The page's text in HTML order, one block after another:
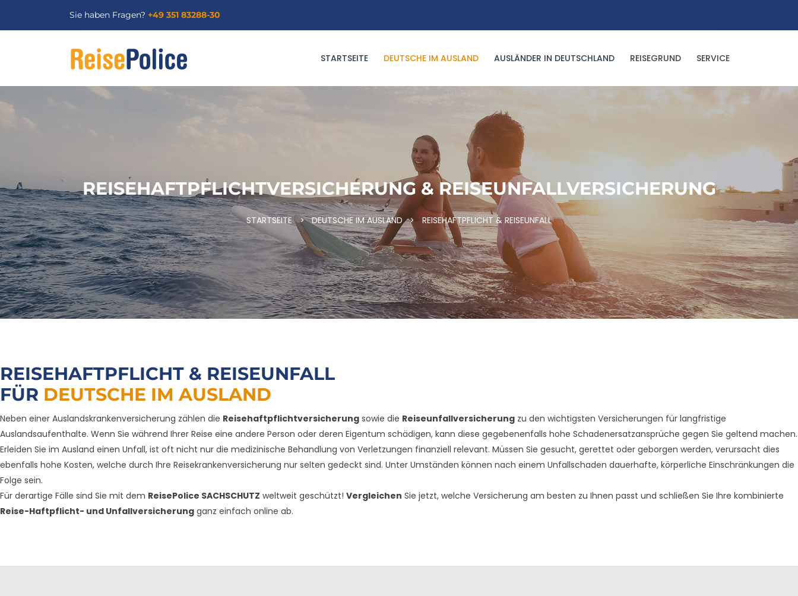
Sie haben Fragen? +49 351 83288-30
STARTSEITE DEUTSCHE IM AUSLAND AUSLÄNDER IN DEUTSCHLAND REISEGRUND SERVICE
REISEHAFTPFLICHTVERSICHERUNG & REISEUNFALLVERSICHERUNG
STARTSEITE DEUTSCHE IM AUSLAND REISEHAFTPFLICHT & REISEUNFALL
REISEHAFTPFLICHT & REISEUNFALL
FÜR DEUTSCHE IM AUSLAND
Neben einer Auslandskrankenversicherung zählen die Reisehaftpflichtversicherung sowie die Reiseunfallversicherung zu den wichtigsten Versicherungen für langfristige
Auslandsaufenthalte. Wenn Sie während Ihrer Reise eine andere Person oder deren Eigentum schädigen, kann diese gegebenenfalls hohe Schadenersatzansprüche gegen Sie geltend machen.
Erleiden Sie im Ausland einen Unfall, ist oft nicht nur die medizinische Behandlung von Verletzungen finanziell relevant. Müssen Sie gesucht, gerettet oder geborgen werden, verursacht dies
ebenfalls hohe Kosten, welche durch Ihre Reisekrankenversicherung nur selten gedeckt sind. Unter Umständen können nach einem Unfallschaden dauerhafte, körperliche Einschränkungen die
Folge sein.
Für derartige Fälle sind Sie mit dem ReisePolice SACHSCHUTZ weltweit geschützt! Vergleichen Sie jetzt, welche Versicherung am besten zu Ihnen passt und schließen Sie Ihre kombinierte
Reise-Haftpflicht- und Unfallversicherung ganz einfach online ab.